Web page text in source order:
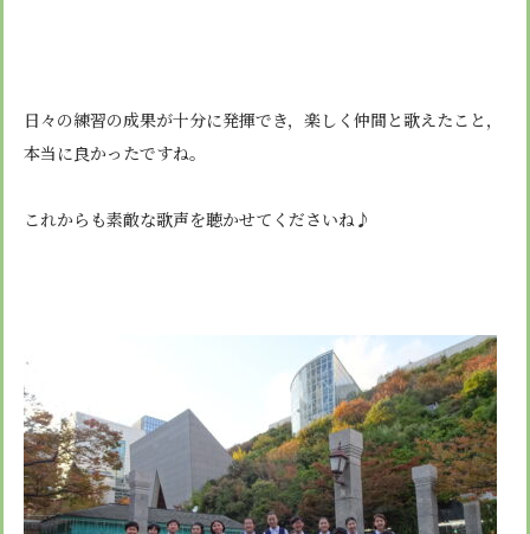
日々の練習の成果が十分に発揮でき，楽しく仲間と歌えたこと，
本当に良かったですね。
これからも素敵な歌声を聴かせてくださいね♪